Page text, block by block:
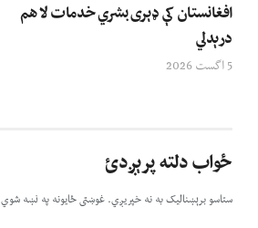
افغانستان کې ډېری بشري خدمات لا هم
درېدلي
5 اگست 2026
ځواب دلته پرېږدئ
ستاسو برېښناليک به نه خپريږي.غوښتى ځایونه په نښه شوي